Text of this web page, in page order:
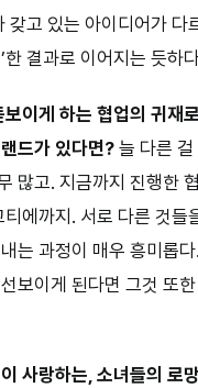
갖고 있는 아이디어가 다
한 결과로 이어지는 듯하
이게 하는 협업의 귀재
드가 있다면? 늘 다른
많고. 지금까지 진행한
에까지. 서로 다른 것들
는 과정이 매우 흥미롭다
보이게 된다면 그것 또
사랑하는, 소녀들의 로